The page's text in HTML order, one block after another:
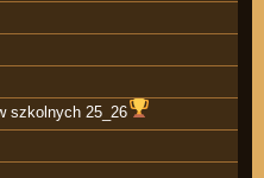
szkolnych 25_26